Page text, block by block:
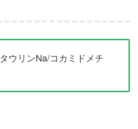
ウリンNa/コカミドメチ